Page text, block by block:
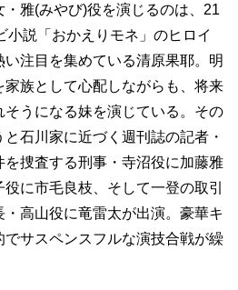
雅(みやび)役を演じるのは、21
小説「おかえりモネ」のヒロイ
注目を集めている清原果耶。明
家族として心配しながらも、将来
うになる妹を演じている。その
石川家に近づく週刊誌の記者・
捜査する刑事・寺沼役に加藤雅
に市毛良枝、そして一登の取引
高山役に竜雷太が出演。豪華キ
でサスペンスフルな演技合戦が繰